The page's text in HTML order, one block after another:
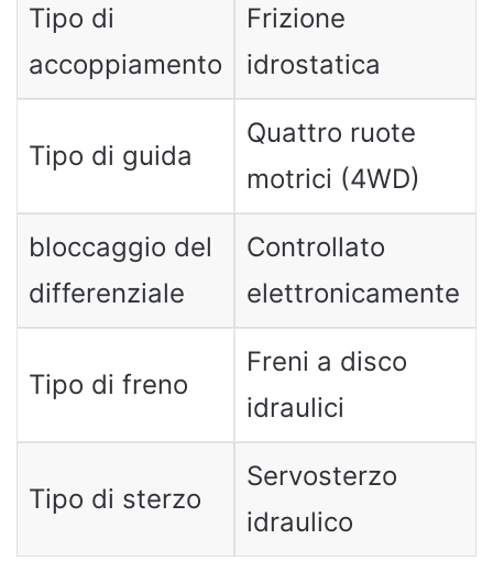
Tipo di
accoppiamento
Frizione
idrostatica
Tipo di guida
Quattro ruote
motrici (4WD)
bloccaggio del
differenziale
Controllato
elettronicamente
Tipo di freno
Freni a disco
idraulici
Tipo di sterzo
Servosterzo
idraulico